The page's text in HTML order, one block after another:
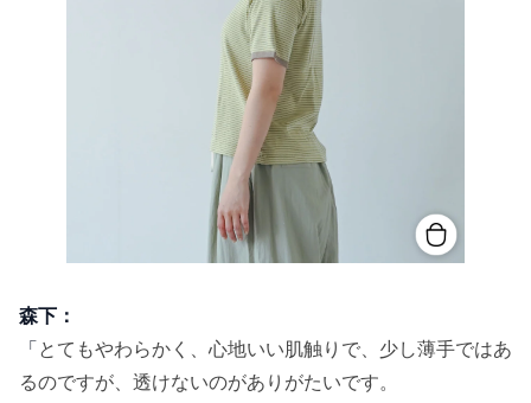
森下：
「とてもやわらかく、心地いい肌触りで、少し薄手ではあ
るのですが、透けないのがありがたいです。